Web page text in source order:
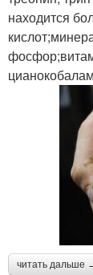
находится
читать дальше